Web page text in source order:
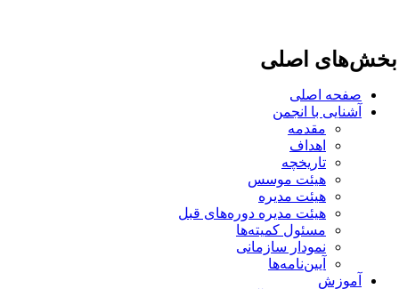
اصلی
صفحه اصلی
آشنایی با انجمن
مقدمه
اهداف
تاریخچه
هیئت موسس
هیئت مدیره
هیئت مدیره دوره‌های قبل
مسئول کمیته‌ها
نمودار سازمانی
آیین‌نامه‌ها
آموزش